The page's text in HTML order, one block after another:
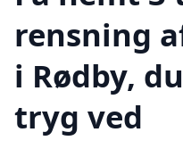
rensning
i Rødby,
tryg ved